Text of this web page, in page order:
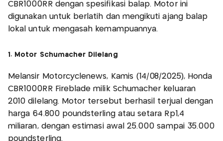
CBR1000RR dengan spesifikasi balap. Motor ini
digunakan untuk berlatih dan mengikuti ajang balap
lokal untuk mengasah kemampuannya.
1. Motor Schumacher Dilelang
Melansir Motorcyclenews, Kamis (14/08/2025), Honda
CBR1000RR Fireblade milik Schumacher keluaran
2010 dilelang. Motor tersebut berhasil terjual dengan
harga 64.800 poundsterling atau setara Rp1,4
miliaran, dengan estimasi awal 25.000 sampai 35.000
poundsterling.